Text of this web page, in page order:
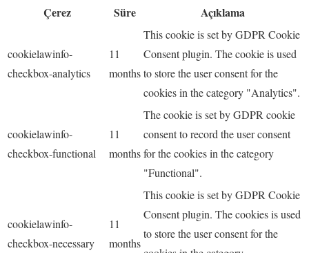
Çerez Süre Açıklama
cookielawinfo-
checkbox-analytics
11
months
This cookie is set by GDPR Cookie
Consent plugin. The cookie is used
to store the user consent for the
cookies in the category "Analytics".
cookielawinfo-
checkbox-functional
11
months
The cookie is set by GDPR cookie
consent to record the user consent
for the cookies in the category
"Functional".
cookielawinfo-
checkbox-necessary
11
months
This cookie is set by GDPR Cookie
Consent plugin. The cookies is used
to store the user consent for the